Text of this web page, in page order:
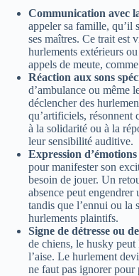
Communication avec
appeler sa famille, qu’il
ses maîtres. Ce trait est
hurlements extérieurs
appels de meute,
Réaction aux sons
d’ambulance ou même
déclencher des
qu’artificiels, résonnent
à la solidarité ou à la
leur sensibilité auditive.
Expression d’émotions
pour manifester son
besoin de jouer. Un
absence peut
tandis que l’ennui ou la
hurlements plaintifs.
Signe de détresse ou
de chiens, le husky peut
l’aise. Le hurlement
ne faut pas ignorer pour